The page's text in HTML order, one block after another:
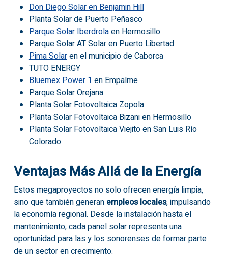
Don Diego Solar en Benjamin Hill
Planta Solar de Puerto Peñasco
Parque Solar Iberdrolaen Hermosillo
Parque Solar AT Solar en Puerto Libertad
Pima Solaren el municipio de Caborca
TUTO ENERGY
Bluemex Power 1 en Empalme
Parque Solar Orejana
Planta Solar Fotovoltaica Zopola
Planta Solar Fotovoltaica Bizani en Hermosillo
Planta Solar Fotovoltaica Viejito en San Luis Río
Colorado
Ventajas Más Allá de la Energía
Estos megaproyectos no solo ofrecen energía limpia,
sino que también generan empleos locales, impulsando
la economía regional. Desde la instalación hasta el
mantenimiento, cada panel solar representa una
oportunidad para las y los sonorenses de formar parte
de un sector en crecimiento.